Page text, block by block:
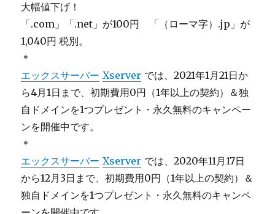
大幅値下げ！
「.com」「.net」が100円 「（ローマ字）.jp」が
1,040円 税別。
＊
エックスサーバー Xserver では、2021年1月21日か
ら4月1日まで、初期費用0円（1年以上の契約）＆独
自ドメインを1つプレゼント・永久無料のキャンペー
ンを開催中です。
＊
エックスサーバー Xserver では、2020年11月17日
から12月3日まで、初期費用0円（1年以上の契約）＆
独自ドメインを1つプレゼント・永久無料のキャンペ